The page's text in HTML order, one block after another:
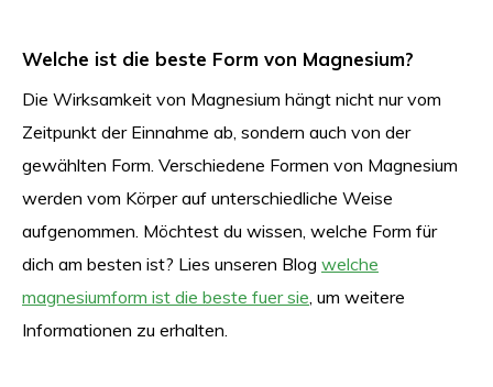
Welche ist die beste Form von Magnesium?
Die Wirksamkeit von Magnesium hängt nicht nur vom
Zeitpunkt der Einnahme ab, sondern auch von der
gewählten Form. Verschiedene Formen von Magnesium
werden vom Körper auf unterschiedliche Weise
aufgenommen. Möchtest du wissen, welche Form für
dich am besten ist? Lies unseren Blog welche
magnesiumform ist die beste fuer sie, um weitere
Informationen zu erhalten.